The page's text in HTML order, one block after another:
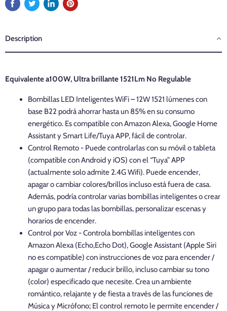
Description
Equivalente a100W, Ultra brillante 1521Lm No Regulable
Bombillas LED Inteligentes WiFi – 12W 1521 lúmenes con
base B22 podrá ahorrar hasta un 85% en su consumo
energético. Es compatible con Amazon Alexa, Google Home
Assistant y Smart Life/Tuya APP, fácil de controlar.
Control Remoto - Puede controlarlas con su móvil o tableta
(compatible con Android y iOS) con el “Tuya” APP
(actualmente solo admite 2.4G Wifi). Puede encender,
apagar o cambiar colores/brillos incluso está fuera de casa.
Además, podría controlar varias bombillas inteligentes o crear
un grupo para todas las bombillas, personalizar escenas y
horarios de encender.
Control por Voz - Controla bombillas inteligentes con
Amazon Alexa (Echo,Echo Dot), Google Assistant (Apple Siri
no es compatible) con instrucciones de voz para encender /
apagar o aumentar / reducir brillo, incluso cambiar su tono
(color) especificado que necesite. Crea un ambiente
romántico, relajante y de fiesta a través de las funciones de
Música y Micrófono; El control remoto le permite encender /